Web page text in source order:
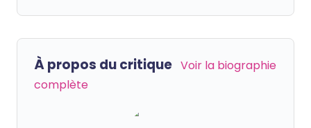
À propos du critique Voir la biographie
complète